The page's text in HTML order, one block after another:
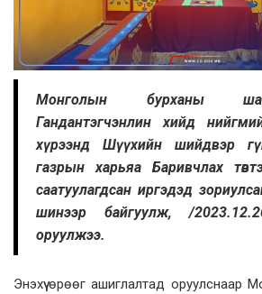
Монголын бурханы
Гандантэгчэнлин хийд
хүрээнд Шүүхийн шийдвэр
газрын харьяа Баривчлах
саатуулагдсан иргэдэд
шинээр байгуулж, /
оруулжээ.
Энэхүү өрөөг ашиглалтад оруулснаар